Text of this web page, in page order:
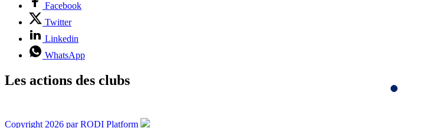
Facebook
Twitter
Linkedin
WhatsApp
Les actions des clubs
Copyright 2026 par RODI Platform